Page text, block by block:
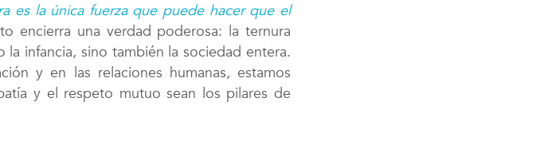
es la única fuerza que puede hacer que el
encierra una verdad poderosa: la ternura
infancia, sino también la sociedad entera.
y en las relaciones humanas, estamos
y el respeto mutuo sean los pilares de